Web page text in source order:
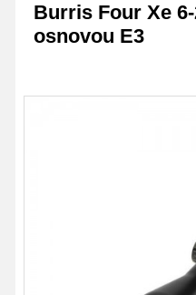
Burris Four Xe
osnovou E3